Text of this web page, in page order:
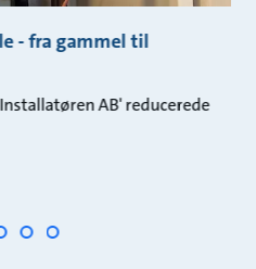
- fra gammel til
AB' reducerede